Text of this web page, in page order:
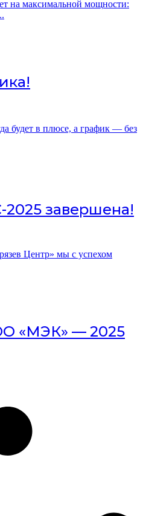
на максимальной мощности:
будет в плюсе, а график — без
завершена!
Центр» мы с успехом
«МЭК» — 2025